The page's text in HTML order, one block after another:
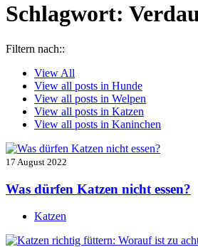
Schlagwort:
Filtern nach::
View All
View all posts in Hunde
View all posts in Welpen
View all posts in Katzen
View all posts in Kaninchen
17 August 2022
Was dürfen Katzen nicht essen?
Katzen